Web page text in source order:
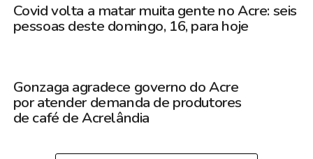
Covid volta a matar muita gente no Acre: seis
pessoas deste domingo, 16, para hoje
Gonzaga agradece governo do Acre
por atender demanda de produtores
de café de Acrelândia